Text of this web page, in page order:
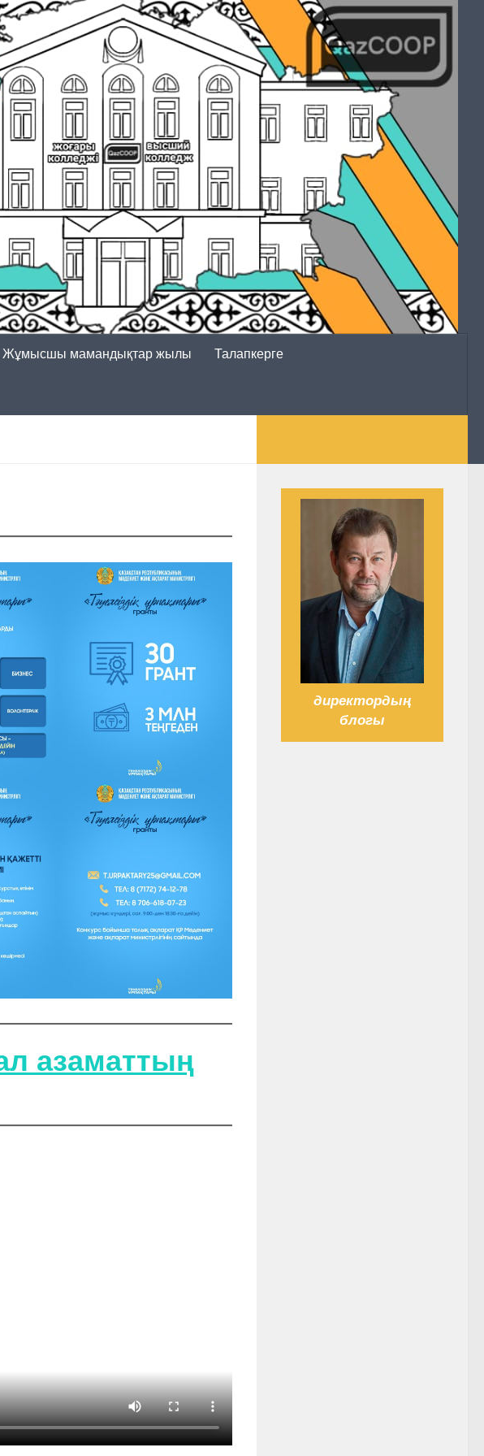
Жұмысшы мамандықтар жылы Талапкерге
азаматтың
директордың
блогы